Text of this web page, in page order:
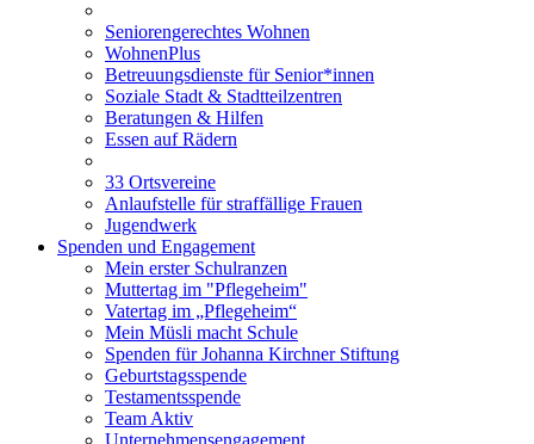
Seniorengerechtes Wohnen
WohnenPlus
Betreuungsdienste für Senior*innen
Soziale Stadt & Stadtteilzentren
Beratungen & Hilfen
Essen auf Rädern
33 Ortsvereine
Anlaufstelle für straffällige Frauen
Jugendwerk
Spenden und Engagement
Mein erster Schulranzen
Muttertag im "Pflegeheim"
Vatertag im „Pflegeheim“
Mein Müsli macht Schule
Spenden für Johanna Kirchner Stiftung
Geburtstagsspende
Testamentsspende
Team Aktiv
Unternehmensengagement